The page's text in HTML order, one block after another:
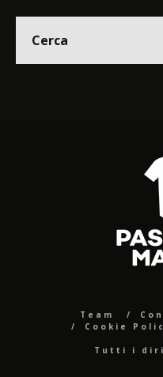
Team
Cookie
Tutti i